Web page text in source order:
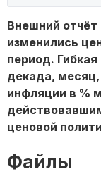
Внешний отчёт
изменились
период.
декада, месяц,
инфляции в %
ценовой
Файлы